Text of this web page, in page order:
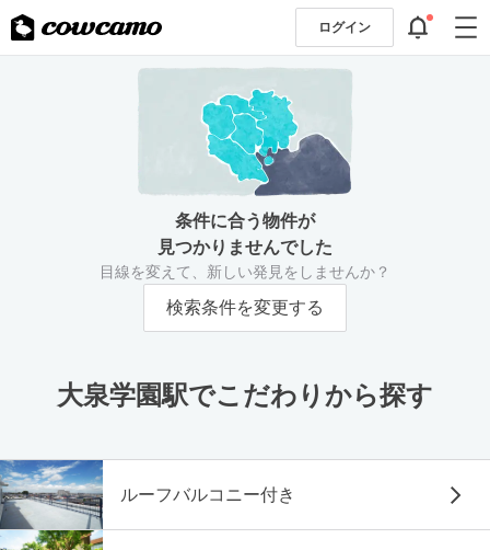
ログイン
条件に合う物件が
見つかりませんでした
目線を変えて、新しい発見をしませんか？
検索条件を変更する
大泉学園駅でこだわりから探す
ルーフバルコニー付き